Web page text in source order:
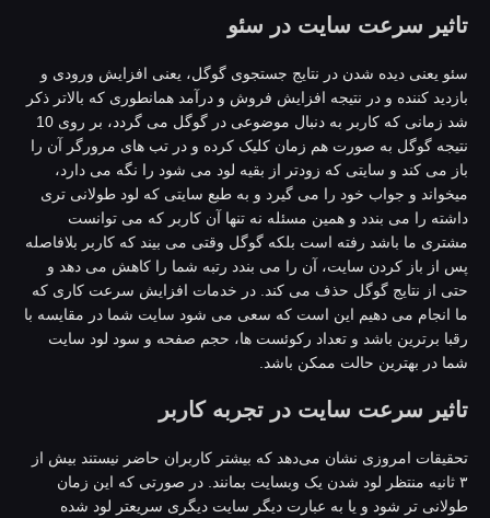
سرعت سایت در سئو
یعنی دیده شدن در نتایج جستجوی گوگل، یعنی افزایش ورودی و
کننده و در نتیجه افزایش فروش و درآمد همانطوری که بالاتر ذکر
شد زمانی که کاربر به دنبال موضوعی در گوگل می گردد، بر روی 10
گوگل به صورت هم زمان کلیک کرده و در تب های مرورگر آن را
می کند و سایتی که زودتر از بقیه لود می شود را نگه می دارد،
و جواب خود را می گیرد و به طبع سایتی که لود طولانی تری
را می بندد و همین مسئله نه تنها آن کاربر که می توانست
ما باشد رفته است بلکه گوگل وقتی می بیند که کاربر بلافاصله
از باز کردن سایت، آن را می بندد رتبه شما را کاهش می دهد و
از نتایج گوگل حذف می کند. در خدمات افزایش سرعت کاری که
انجام می دهیم این است که سعی می شود سایت شما در مقایسه با
برترین باشد و تعداد رکوئست ها، حجم صفحه و سود لود سایت
در بهترین حالت ممکن باشد.
سرعت سایت در تجربه کاربر
امروزی نشان می‌دهد که بیشتر کاربران حاضر نیستند بیش از
۳ ثانیه منتظر لود شدن یک وبسایت بمانند. در صورتی که این زمان
تر شود و یا به عبارت دیگر سایت دیگری سریعتر لود شده